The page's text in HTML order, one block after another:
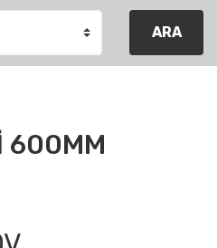
ARA
600MM